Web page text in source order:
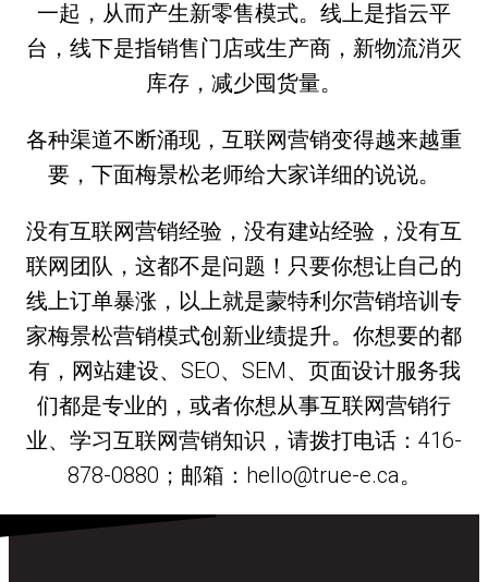
一起，从而产生新零售模式。线上是指云平
台，线下是指销售门店或生产商，新物流消灭
库存，减少囤货量。
各种渠道不断涌现，互联网营销变得越来越重
要，下面梅景松老师给大家详细的说说。
没有互联网营销经验，没有建站经验，没有互
联网团队，这都不是问题！只要你想让自己的
线上订单暴涨，以上就是蒙特利尔营销培训专
家梅景松营销模式创新业绩提升。你想要的都
有，网站建设、SEO、SEM、页面设计服务我
们都是专业的，或者你想从事互联网营销行
业、学习互联网营销知识，请拨打电话：416-
878-0880；邮箱：hello@true-e.ca。